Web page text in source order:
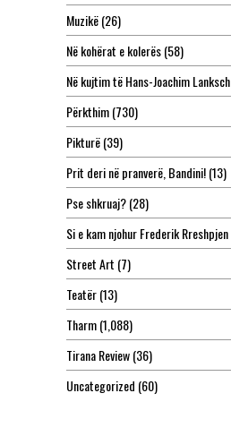
Muzikë(26)
Në kohërat e kolerës(58)
Në kujtim të Hans-Joachim Lanksch
Përkthim(730)
Pikturë(39)
Prit deri në pranverë, Bandini!(13)
Pse shkruaj?(28)
Si e kam njohur Frederik Rreshpjen
Street Art (7)
Teatër(13)
Tharm(1,088)
Tirana Review(36)
Uncategorized (60)